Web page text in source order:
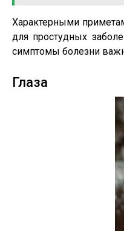
Характерными
для простудных
симптомы болезни
Глаза